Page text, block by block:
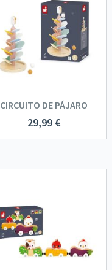
CIRCUITO DE PÁJARO
29,99 €